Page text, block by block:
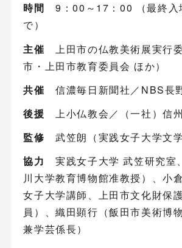
時間 9：00～17：00 （最終入
で）
主催 上田市の仏教美術展実行
市・上田市教育委員会 ほか）
共催 信濃毎日新聞社／NBS長
後援 上小仏教会／（一社）信
監修 武笠朗（実践女子大学文学
協力
実践女子大学 武笠研究室
川大学教育博物館准教授）、小
女子大学講師、上田市文化財保
員）、織田顕行（飯田市美術博
兼学芸係長）